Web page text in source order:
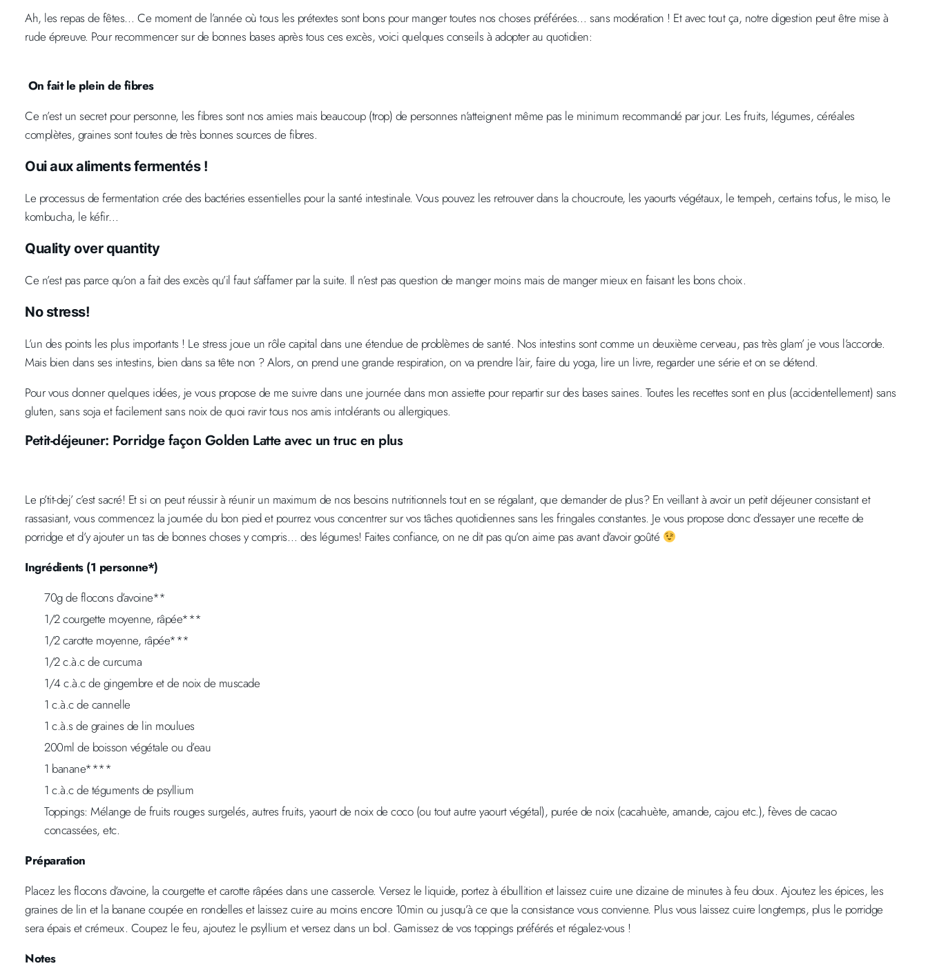
Ah, les repas de fêtes… Ce moment de l’année où tous les prétextes sont bons pour manger toutes nos choses préférées… sans modération ! Et avec tout ça, notre digestion peut être mise à
rude épreuve. Pour recommencer sur de bonnes bases après tous ces excès, voici quelques conseils à adopter au quotidien:
On fait le plein de fibres
Ce n’est un secret pour personne, les fibres sont nos amies mais beaucoup (trop) de personnes n’atteignent même pas le minimum recommandé par jour. Les fruits, légumes, céréales
complètes, graines sont toutes de très bonnes sources de fibres.
Oui aux aliments fermentés !
Le processus de fermentation crée des bactéries essentielles pour la santé intestinale. Vous pouvez les retrouver dans la choucroute, les yaourts végétaux, le tempeh, certains tofus, le miso, le
kombucha, le kéfir…
Quality over quantity
Ce n’est pas parce qu’on a fait des excès qu’il faut s’affamer par la suite. Il n’est pas question de manger moins mais de manger mieux en faisant les bons choix.
No stress!
L’un des points les plus importants ! Le stress joue un rôle capital dans une étendue de problèmes de santé. Nos intestins sont comme un deuxième cerveau, pas très glam’ je vous l’accorde.
Mais bien dans ses intestins, bien dans sa tête non ? Alors, on prend une grande respiration, on va prendre l’air, faire du yoga, lire un livre, regarder une série et on se détend.
Pour vous donner quelques idées, je vous propose de me suivre dans une journée dans mon assiette pour repartir sur des bases saines. Toutes les recettes sont en plus (accidentellement) sans
gluten, sans soja et facilement sans noix de quoi ravir tous nos amis intolérants ou allergiques.
Petit-déjeuner: Porridge façon Golden Latte avec un truc en plus
Le p’tit-dej’ c’est sacré! Et si on peut réussir à réunir un maximum de nos besoins nutritionnels tout en se régalant, que demander de plus? En veillant à avoir un petit déjeuner consistant et
rassasiant, vous commencez la journée du bon pied et pourrez vous concentrer sur vos tâches quotidiennes sans les fringales constantes. Je vous propose donc d’essayer une recette de
porridge et d’y ajouter un tas de bonnes choses y compris… des légumes! Faites confiance, on ne dit pas qu’on aime pas avant d’avoir goûté
Ingrédients (1 personne*)
70g de flocons d’avoine**
1/2 courgette moyenne, râpée***
1/2 carotte moyenne, râpée***
1/2 c.à.c de curcuma
1/4 c.à.c de gingembre et de noix de muscade
1 c.à.c de cannelle
1 c.à.s de graines de lin moulues
200ml de boisson végétale ou d’eau
1 banane****
1 c.à.c de téguments de psyllium
Toppings: Mélange de fruits rouges surgelés, autres fruits, yaourt de noix de coco (ou tout autre yaourt végétal), purée de noix (cacahuète, amande, cajou etc.), fèves de cacao
concassées, etc.
Préparation
Placez les flocons d’avoine, la courgette et carotte râpées dans une casserole. Versez le liquide, portez à ébullition et laissez cuire une dizaine de minutes à feu doux. Ajoutez les épices, les
graines de lin et la banane coupée en rondelles et laissez cuire au moins encore 10min ou jusqu’à ce que la consistance vous convienne. Plus vous laissez cuire longtemps, plus le porridge
sera épais et crémeux. Coupez le feu, ajoutez le psyllium et versez dans un bol. Garnissez de vos toppings préférés et régalez-vous !
Notes